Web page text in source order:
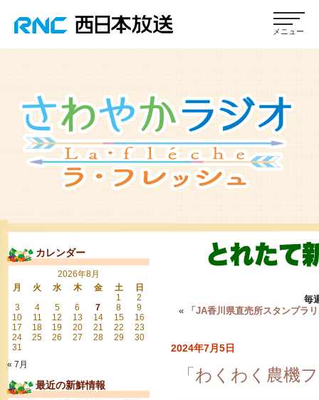
毎
«
「JA香川県直売所スタンプラ
2024年7月5日
「わくわく農機
カレンダー
2026年8月
月
火 水 木 金 土
日
1
2
3
4 5 6 7 8
9
10
11 12 13 14 15
16
17
18 19 20 21 22
23
24
25 26 27 28 29
30
31
« 7月
最近の新鮮情報